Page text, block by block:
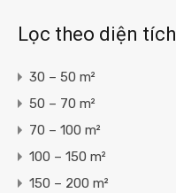
Lọc theo diện tích
30 – 50 m²
50 – 70 m²
70 – 100 m²
100 – 150 m²
150 – 200 m²